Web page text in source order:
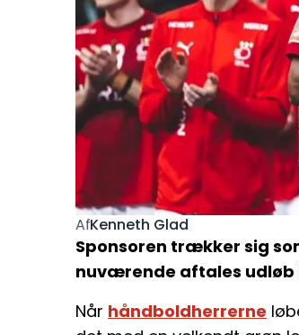
AfKenneth Glad
Sponsoren trækker sig
nuværende aftales udløb
Når håndboldherrerne